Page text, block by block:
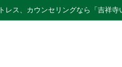
ス、カウンセリングなら「吉祥寺